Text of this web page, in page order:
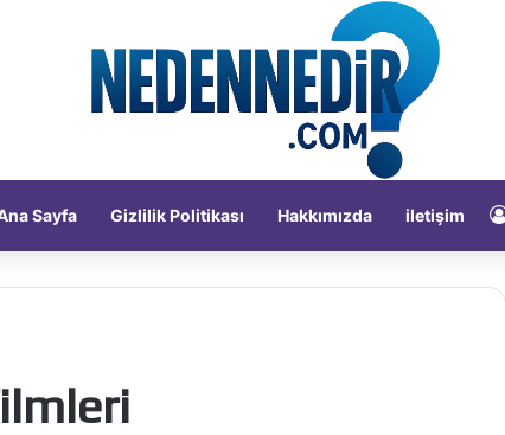
Sayfa Gizlilik Politikası Hakkımızda iletişim